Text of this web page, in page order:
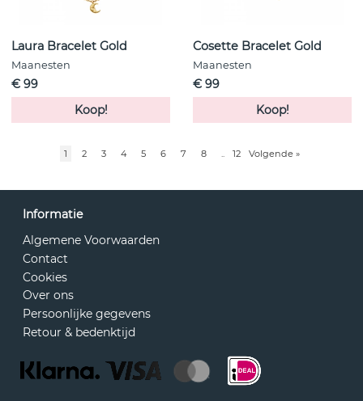
Laura Bracelet Gold
Maanesten
€ 99
Koop!
Cosette Bracelet Gold
Maanesten
€ 99
Koop!
1 2 3 4 5 6 7 8 .. 12 Volgende »
Informatie
Algemene Voorwaarden
Contact
Cookies
Over ons
Persoonlijke gegevens
Retour & bedenktijd